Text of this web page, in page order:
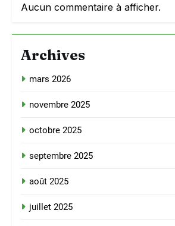
Aucun commentaire à afficher.
Archives
mars 2026
novembre 2025
octobre 2025
septembre 2025
août 2025
juillet 2025